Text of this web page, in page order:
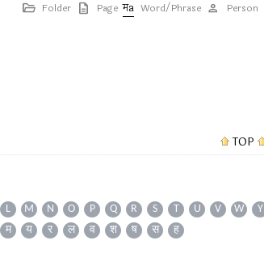
Folder Page Word/Phrase Person
TOP
L M N O P Q R S T U V W Y
म य र ल व श ष स ह